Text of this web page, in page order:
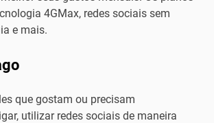
4GMax, redes sociais sem
e mais.
que gostam ou precisam
utilizar redes sociais de maneira